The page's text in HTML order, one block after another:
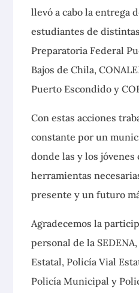
llevó a cabo la entrega
estudiantes de
Preparatoria Federal
Bajos de Chila,
Puerto Escondido y
Con estas acciones
constante por un
donde las y los jóvenes
herramientas
presente y un futuro
Agradecemos la
personal de la
Estatal, Policía Vial
Policía Municipal y